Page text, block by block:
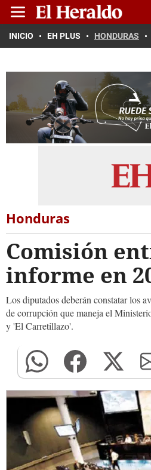
INICIO EH PLUS HONDURAS
Honduras
Comisión
informe en
Los diputados deberán constatar los
de corrupción que maneja el
y 'El Carretillazo'.